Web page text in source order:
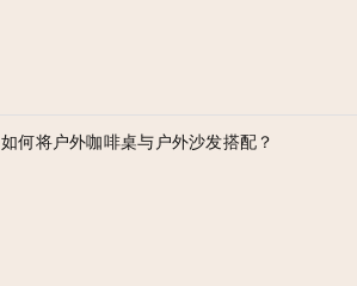
如何将户外咖啡桌与户外沙发搭配？